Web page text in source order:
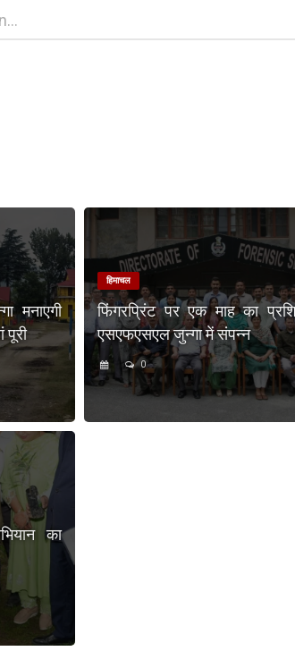
मनाएगी
पूरी
हिमाचल
फिंगरप्रिंट पर एक माह का
एसएफएसएल जुन्गा में संपन्न
0
का